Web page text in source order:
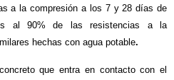
a la compresión a los 7 y 28 días de
al 90% de las resistencias a la
hechas con agua potable.
que entra en contacto con el